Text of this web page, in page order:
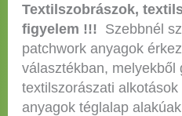
Textilszobrászok,
figyelem !!! Szebbnél
patchwork anyagok
választékban, melyekből
textilszorászati
anyagok téglalap